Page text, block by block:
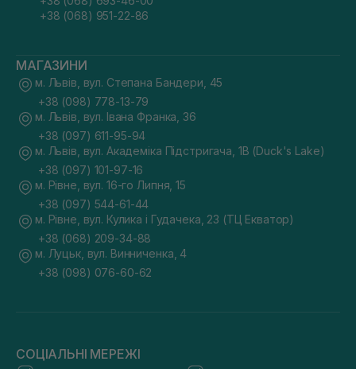
+38 (068) 951-22-86
МАГАЗИНИ
м. Львів, вул. Степана Бандери, 45
+38 (098) 778-13-79
м. Львів, вул. Івана Франка, 36
+38 (097) 611-95-94
м. Львів, вул. Академіка Підстригача, 1В (Duck's Lake)
+38 (097) 101-97-16
м. Рівне, вул. 16-го Липня, 15
+38 (097) 544-61-44
м. Рівне, вул. Кулика і Гудачека, 23 (ТЦ Екватор)
+38 (068) 209-34-88
м. Луцьк, вул. Винниченка, 4
+38 (098) 076-60-62
СОЦІАЛЬНІ МЕРЕЖІ